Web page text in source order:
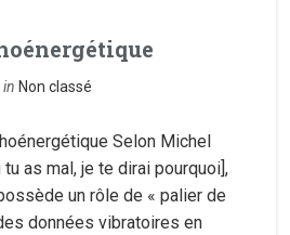
in Non classé
Selon Michel
as mal, je te dirai pourquoi],
un rôle de « palier de
données vibratoires en